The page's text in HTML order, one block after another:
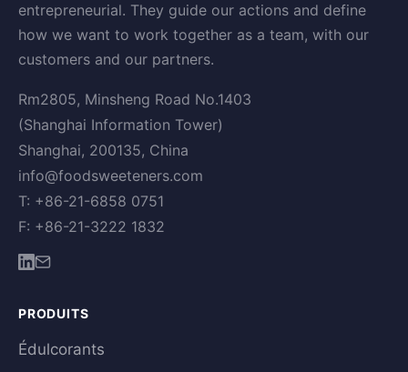
entrepreneurial. They guide our actions and define
how we want to work together as a team, with our
customers and our partners.
Rm2805, Minsheng Road No.1403
(Shanghai Information Tower)
Shanghai, 200135, China
info@foodsweeteners.com
T: +86-21-6858 0751
F: +86-21-3222 1832
PRODUITS
Édulcorants